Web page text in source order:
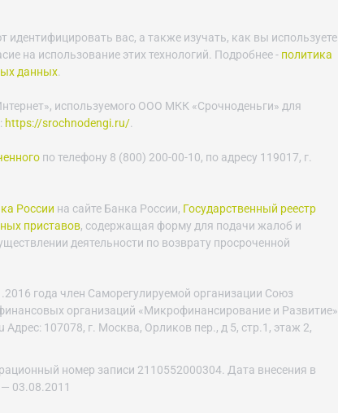
вас, а также изучать, как вы используете
на использование этих технологий. Подробнее - политика
данных
используемого ООО МКК «Срочноденьги» для
https://srochnodengi.ru/
по телефону 8 (800) 200-00-10, по адресу 119017, г.
России на сайте Банка России, Государственный реестр
приставов, содержащая форму для подачи жалоб и
деятельности по возврату просроченной
года член Саморегулируемой организации Союз
организаций «Микрофинансирование и Развитие»
Адрес: 107078, г. Москва, Орликов пер., д 5, стр.1, этаж 2,
номер записи 2110552000304. Дата внесения в
— 03.08.2011